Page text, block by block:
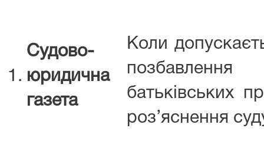
1.
Судово-
юридична
газета
Коли
позбавлення
батьківських
роз’яснення